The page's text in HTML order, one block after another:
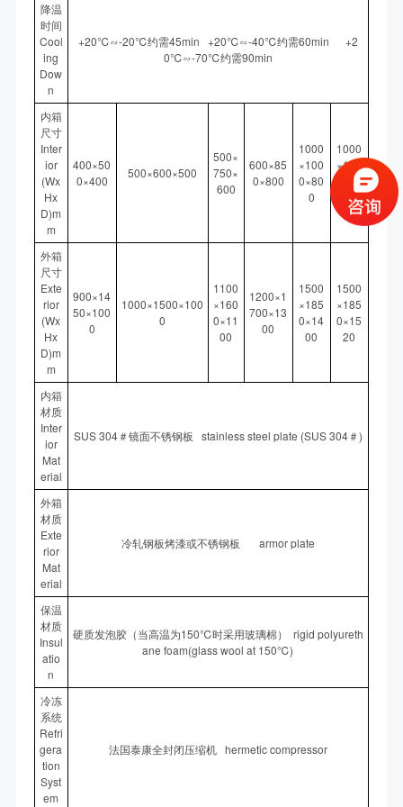
降温
时间
Cool
ing
Dow
n
+20℃∽-20℃约需45min +20℃∽-40℃约需60min +2
0℃∽-70℃约需90min
内箱
尺寸
Inter
ior
(Wx
Hx
D)m
m
400×50
0×400
500×600×500
500×
750×
600
600×85
0×800
1000
×100
0×80
0
1000
×100
0×10
00
外箱
尺寸
Exte
rior
(Wx
Hx
D)m
m
900×14
50×100
0
1000×1500×100
0
1100
×160
0×11
00
1200×1
700×13
00
1500
×185
0×14
00
1500
×185
0×15
20
内箱
材质
Inter
ior
Mat
erial
SUS 304＃镜面不锈钢板 stainless steel plate (SUS 304＃)
外箱
材质
Exte
rior
Mat
erial
冷轧钢板烤漆或不锈钢板 armor plate
保温
材质
Insul
atio
n
硬质发泡胶（当高温为150℃时采用玻璃棉） rigid polyureth
ane foam(glass wool at 150℃)
冷冻
系统
Refri
gera
tion
Syst
em
法国泰康全封闭压缩机 hermetic compressor